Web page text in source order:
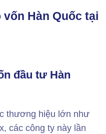
Hàn Quốc tại
đầu tư Hàn
thương hiệu lớn như
các công ty này lần